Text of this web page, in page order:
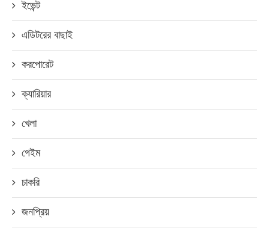
ইভেন্ট
এডিটরের বাছাই
করপোরেট
ক্যারিয়ার
খেলা
গেইম
চাকরি
জনপ্রিয়